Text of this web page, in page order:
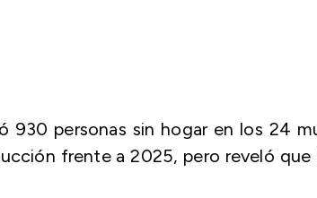
personas sin hogar en los 24
frente a 2025, pero reveló que